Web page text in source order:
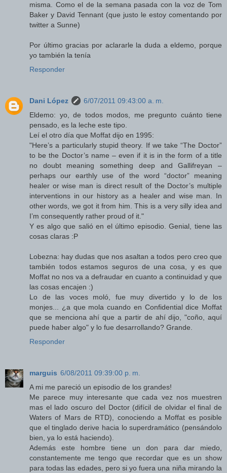
misma. Como el de la semana pasada con la voz de Tom
Baker y David Tennant (que justo le estoy comentando por
twitter a Sunne)
Por último gracias por aclararle la duda a eldemo, porque
yo también la tenía
Responder
Dani López
6/07/2011 09:43:00 a. m.
Eldemo: yo, de todos modos, me pregunto cuánto tiene
pensado, es la leche este tipo.
Leí el otro día que Moffat dijo en 1995:
"Here’s a particularly stupid theory. If we take “The Doctor”
to be the Doctor’s name – even if it is in the form of a title
no doubt meaning something deep and Gallifreyan –
perhaps our earthly use of the word “doctor” meaning
healer or wise man is direct result of the Doctor’s multiple
interventions in our history as a healer and wise man. In
other words, we got it from him. This is a very silly idea and
I’m consequently rather proud of it."
Y es algo que salió en el último episodio. Genial, tiene las
cosas claras :P
Lobezna: hay dudas que nos asaltan a todos pero creo que
también todos estamos seguros de una cosa, y es que
Moffat no nos va a defraudar en cuanto a continuidad y que
las cosas encajen :)
Lo de las voces moló, fue muy divertido y lo de los
monjes... ¿a que mola cuando en Confidential dice Moffat
que se menciona ahí que a partir de ahí dijo, "coño, aquí
puede haber algo" y lo fue desarrollando? Grande.
Responder
marguis 6/08/2011 09:39:00 p. m.
A mi me pareció un episodio de los grandes!
Me parece muy interesante que cada vez nos muestren
mas el lado oscuro del Doctor (difícil de olvidar el final de
Waters of Mars de RTD), conociendo a Moffat es posible
que el tinglado derive hacia lo superdramático (pensándolo
bien, ya lo está haciendo).
Además este hombre tiene un don para dar miedo,
constantemente me tengo que recordar que es un show
para todas las edades, pero si yo fuera una niña mirando la